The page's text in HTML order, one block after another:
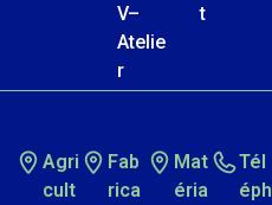
V–
Atelie
r
t
Agri
cult
Fab
rica
Mat
éria
Tél
éph